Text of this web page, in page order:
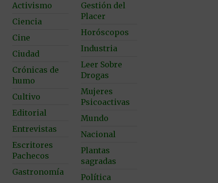
Activismo
Ciencia
Cine
Ciudad
Crónicas de
humo
Cultivo
Editorial
Entrevistas
Escritores
Pachecos
Gastronomía
Gestión del
Placer
Horóscopos
Industria
Leer Sobre
Drogas
Mujeres
Psicoactivas
Mundo
Nacional
Plantas
sagradas
Política